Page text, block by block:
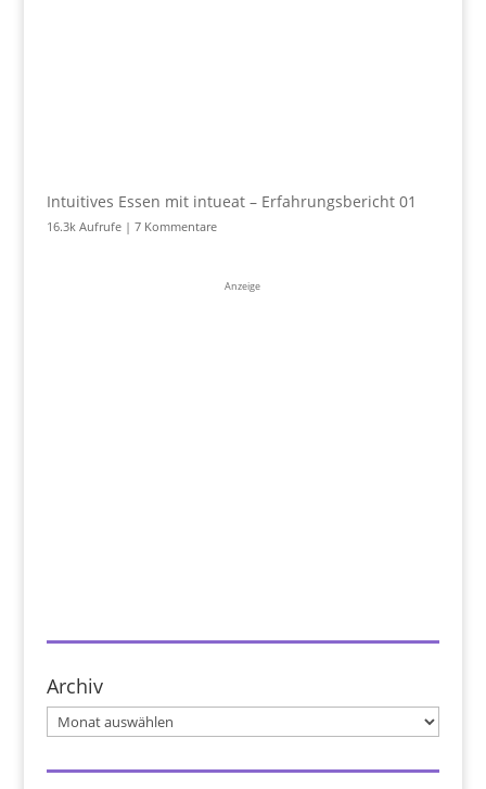
Intuitives Essen mit intueat – Erfahrungsbericht 01
16.3k Aufrufe| 7 Kommentare
Anzeige
Archiv
Archiv